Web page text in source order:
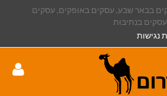
בבאר שבע, עסקים באופקים, עסקים
בנתיבות
נגישות